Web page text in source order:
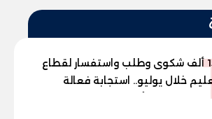
15.8 ألف شكوى وطلب واستفسار لقطاع
خلال يوليو.. استجابة فعالة
الطلاب وأولياء الأمور